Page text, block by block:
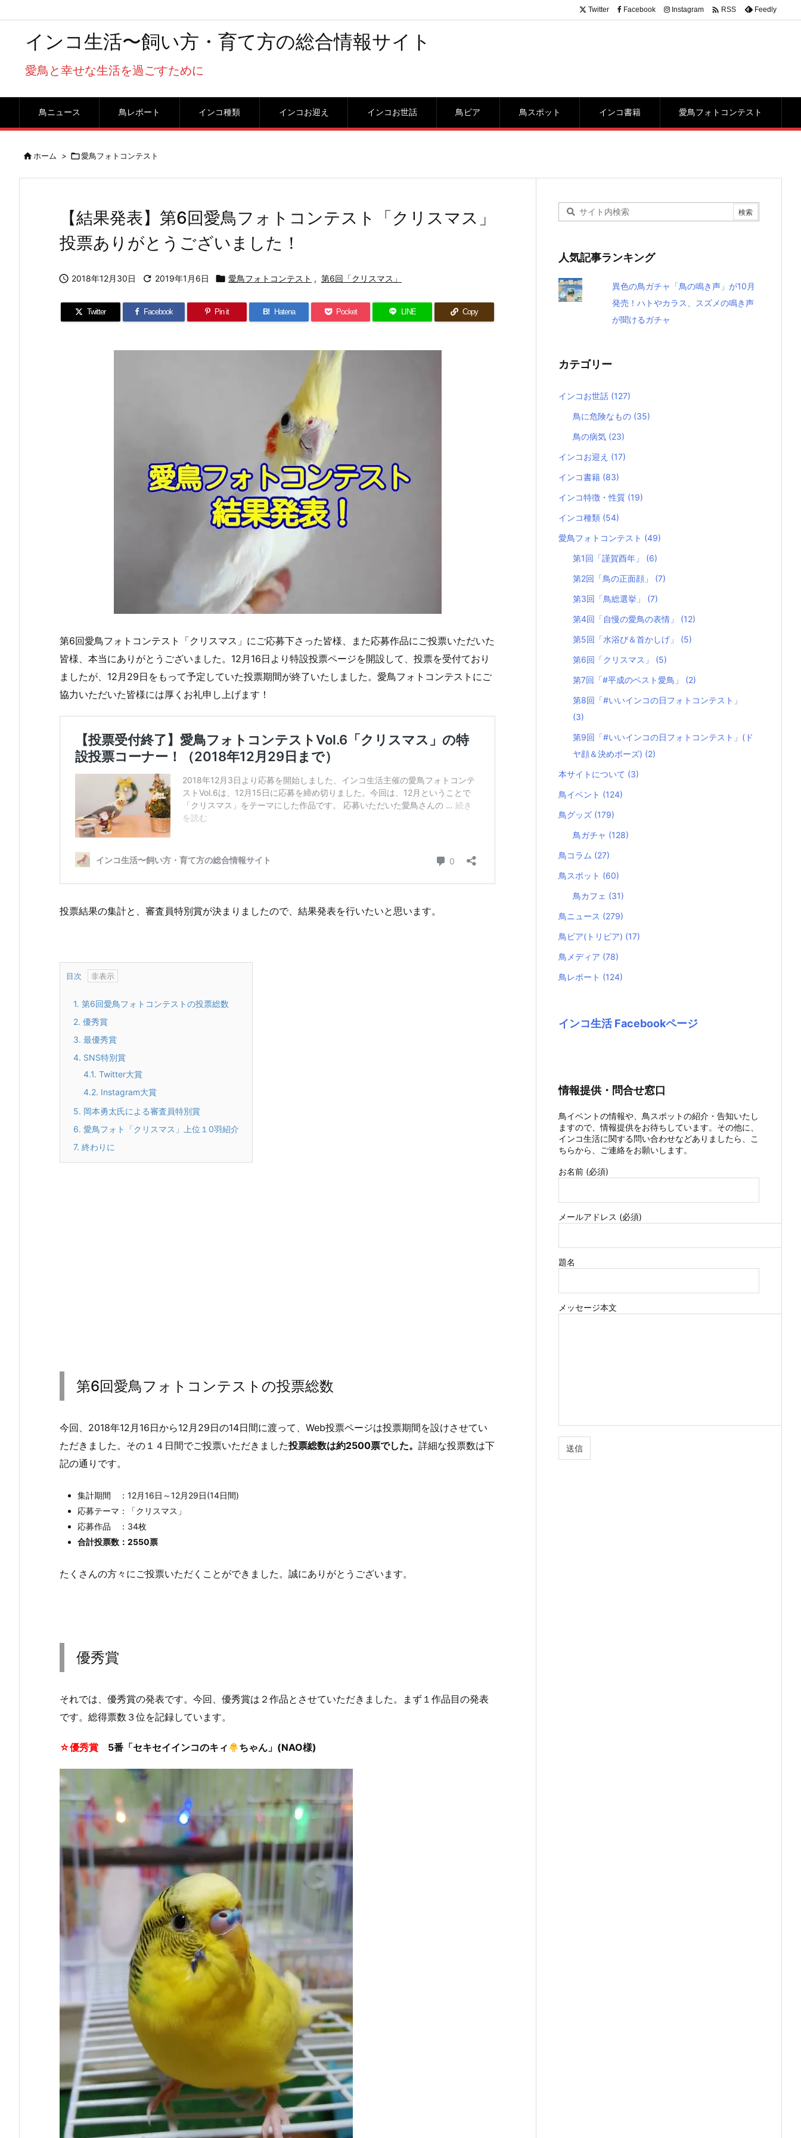
インコ生活〜飼い方・育て方の総合情報サイト
愛鳥と幸せな生活を過ごすために
鳥ニュース 鳥レポート インコ種類 インコお迎え インコお世話 鳥ビア 鳥スポット インコ書籍 愛鳥フォトコンテスト
Twitter Facebook Instagram  RSS Feedly
ホーム > 愛鳥フォトコンテスト
【結果発表】第6回愛鳥フォトコンテスト「クリスマス」
投票ありがとうございました！
 2018年12月30日  2019年1月6日  愛鳥フォトコンテスト , 第6回「クリスマス」
Twitter Facebook Pin it B! Hatena Pocket LINE Copy
第6回愛鳥フォトコンテスト「クリスマス」にご応募下さった皆様、また応募作品にご投票いただいた
皆様、本当にありがとうございました。12月16日より特設投票ページを開設して、投票を受付ており
ましたが、12月29日をもって予定していた投票期間が終了いたしました。愛鳥フォトコンテストにご
協力いただいた皆様には厚くお礼申し上げます！
投票結果の集計と、審査員特別賞が決まりましたので、結果発表を行いたいと思います。
目次
1. 第6回愛鳥フォトコンテストの投票総数
2. 優秀賞
3. 最優秀賞
4. SNS特別賞
4.1. Twitter大賞
4.2. Instagram大賞
5. 岡本勇太氏による審査員特別賞
6. 愛鳥フォト「クリスマス」上位１0羽紹介
7. 終わりに
第6回愛鳥フォトコンテストの投票総数
今回、2018年12月16日から12月29日の14日間に渡って、Web投票ページは投票期間を設けさせてい
ただきました。その１４日間でご投票いただきました投票総数は約2500票でした。 詳細な投票数は下
記の通りです。
集計期間 ：12月16日～12月29日(14日間)
応募テーマ：「クリスマス」
応募作品 ：34枚
合計投票数：2550票
たくさんの方々にご投票いただくことができました。誠にありがとうございます。
優秀賞
それでは、優秀賞の発表です。今回、優秀賞は２作品とさせていただきました。まず１作品目の発表
です。総得票数３位を記録しています。
☆優秀賞 5番「セキセイインコのキィ ちゃん」(NAO様)
人気記事ランキング
異色の鳥ガチャ「鳥の鳴き声」が10月
発売！ハトやカラス、スズメの鳴き声
が聞けるガチャ
カテゴリー
インコお世話 (127)
鳥に危険なもの (35)
鳥の病気 (23)
インコお迎え (17)
インコ書籍 (83)
インコ特徴・性質 (19)
インコ種類 (54)
愛鳥フォトコンテスト (49)
第1回「謹賀酉年」 (6)
第2回「鳥の正面顔」 (7)
第3回「鳥総選挙」 (7)
第4回「自慢の愛鳥の表情」 (12)
第5回「水浴び＆首かしげ」 (5)
第6回「クリスマス」 (5)
第7回「#平成のベスト愛鳥」 (2)
第8回「#いいインコの日フォトコンテスト」
(3)
第9回「#いいインコの日フォトコンテスト」(ド
ヤ顔＆決めポーズ) (2)
本サイトについて (3)
鳥イベント (124)
鳥グッズ (179)
鳥ガチャ (128)
鳥コラム (27)
鳥スポット (60)
鳥カフェ (31)
鳥ニュース (279)
鳥ビア(トリビア) (17)
鳥メディア (78)
鳥レポート (124)
インコ生活 Facebookページ
情報提供・問合せ窓口
鳥イベントの情報や、鳥スポットの紹介・告知いたし
ますので、情報提供をお待ちしています。その他に、
インコ生活に関する問い合わせなどありましたら、こ
ちらから、ご連絡をお願いします。
お名前 (必須)
メールアドレス (必須)
題名
メッセージ本文